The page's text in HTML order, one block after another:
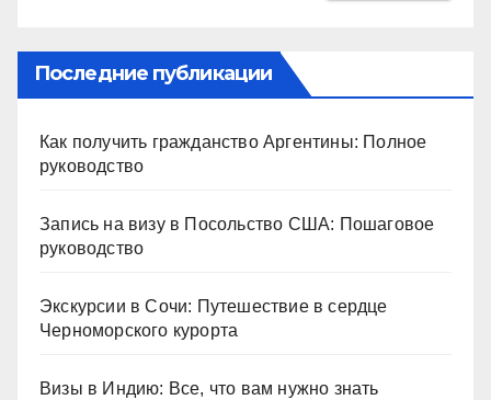
Последние публикации
Как получить гражданство Аргентины: Полное
руководство
Запись на визу в Посольство США: Пошаговое
руководство
Экскурсии в Сочи: Путешествие в сердце
Черноморского курорта
Визы в Индию: Все, что вам нужно знать